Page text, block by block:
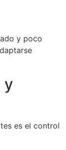
y poco
y
es el control